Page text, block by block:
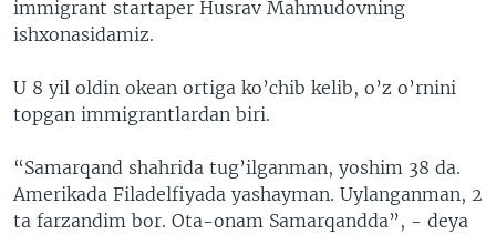
immigrant startaper Husrav Mahmudovning
ishxonasidamiz.
U 8 yil oldin okean ortiga ko’chib kelib, o’z o’rnini
topgan immigrantlardan biri.
“Samarqand shahrida tug’ilganman, yoshim 38 da.
Amerikada Filadelfiyada yashayman. Uylanganman, 2
ta farzandim bor. Ota-onam Samarqandda”, - deya